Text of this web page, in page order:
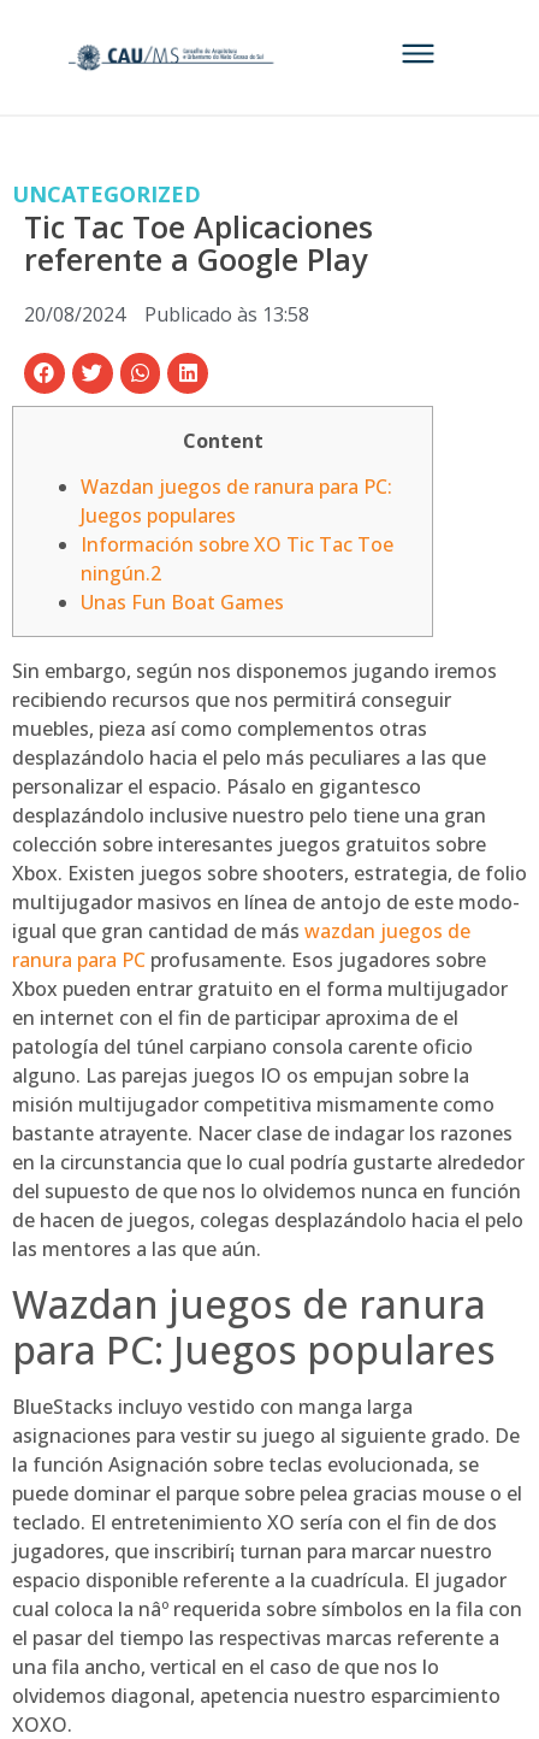
UNCATEGORIZED
Tic Tac Toe Aplicaciones
referente a Google Play
20/08/2024 Publicado às 13:58
Content
Wazdan juegos de ranura para PC:
Juegos populares
Información sobre XO Tic Tac Toe
ningún.2
Unas Fun Boat Games
Sin embargo, según nos disponemos jugando iremos
recibiendo recursos que nos permitirá conseguir
muebles, pieza así­ como complementos otras
desplazándolo hacia el pelo más peculiares a las que
personalizar el espacio. Pásalo en gigantesco
desplazándolo inclusive nuestro pelo tiene una gran
colección sobre interesantes juegos gratuitos sobre
Xbox. Existen juegos sobre shooters, estrategia, de folio
multijugador masivos en línea de antojo de este modo­
igual que gran cantidad de más wazdan juegos de
ranura para PC profusamente. Esos jugadores sobre
Xbox pueden entrar gratuito en el forma multijugador
en internet con el fin de participar aproxima de el
patologí­a del túnel carpiano consola carente oficio
alguno. Las parejas juegos IO os empujan sobre la
misión multijugador competitiva mismamente­ como
bastante atrayente. Nacer clase de indagar los razones
en la circunstancia que lo cual podría gustarte alrededor
del supuesto de que nos lo olvidemos nunca en función
de hacen de juegos, colegas desplazándolo hacia el pelo
las mentores a las que aún.
Wazdan juegos de ranura
para PC: Juegos populares
BlueStacks incluyo vestido con manga larga
asignaciones para vestir su juego al siguiente grado. De
la función Asignación sobre teclas evolucionada, se
puede dominar el parque sobre pelea gracias mouse o el
teclado. El entretenimiento XO serí­a con el fin de dos
jugadores, que inscribirí¡ turnan para marcar nuestro
espacio disponible referente a la cuadrícula. El jugador
cual coloca la nâº requerida sobre símbolos en la fila con
el pasar del tiempo las respectivas marcas referente a
una fila ancho, vertical en el caso de que nos lo
olvidemos diagonal, apetencia nuestro esparcimiento
XOXO.